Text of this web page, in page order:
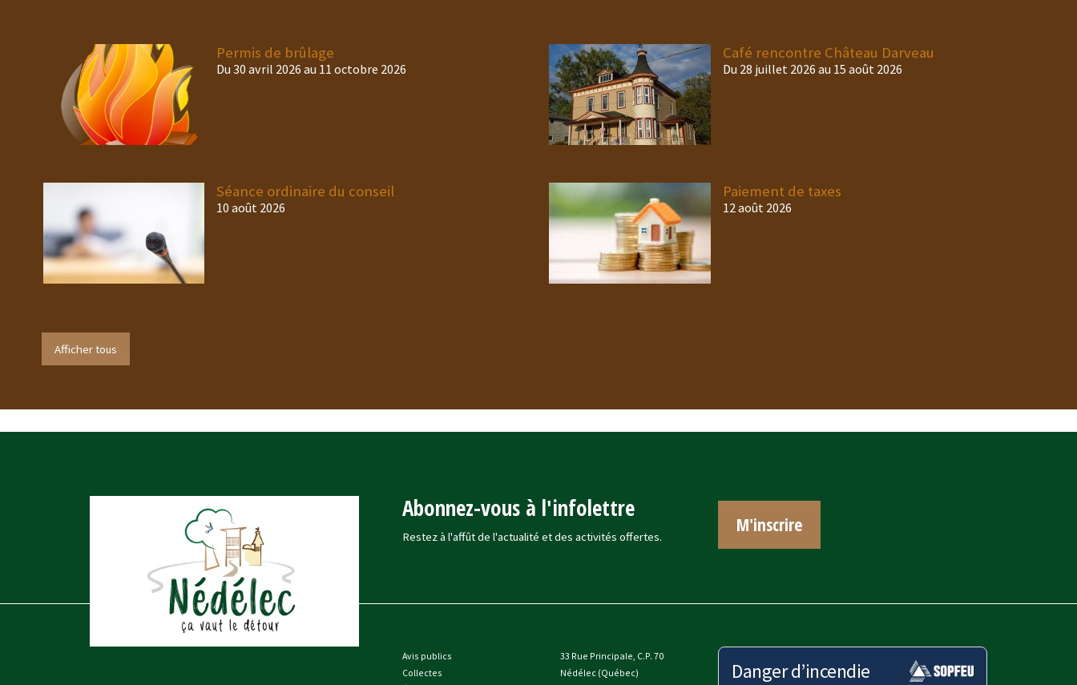
Permis de brûlage
Du 30 avril 2026 au 11 octobre 2026
Café rencontre Château Darveau
Du 28 juillet 2026 au 15 août 2026
Séance ordinaire du conseil
10 août 2026
Paiement de taxes
12 août 2026
Afficher tous
Danger d’incendie
33 Rue Principale, C.P. 70
Nédélec (Québec)
Avis publics
Collectes
Abonnez-vous à l'infolettre
Restez à l'affût de l'actualité et des activités offertes.
M'inscrire